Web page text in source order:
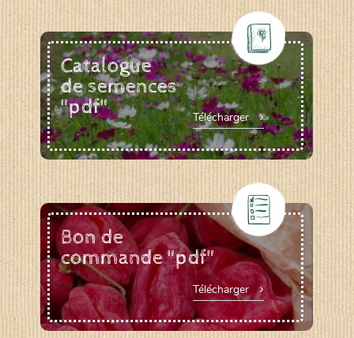
Catalogue
de semences
"pdf"
Télécharger
Bon de
commande "pdf"
Télécharger